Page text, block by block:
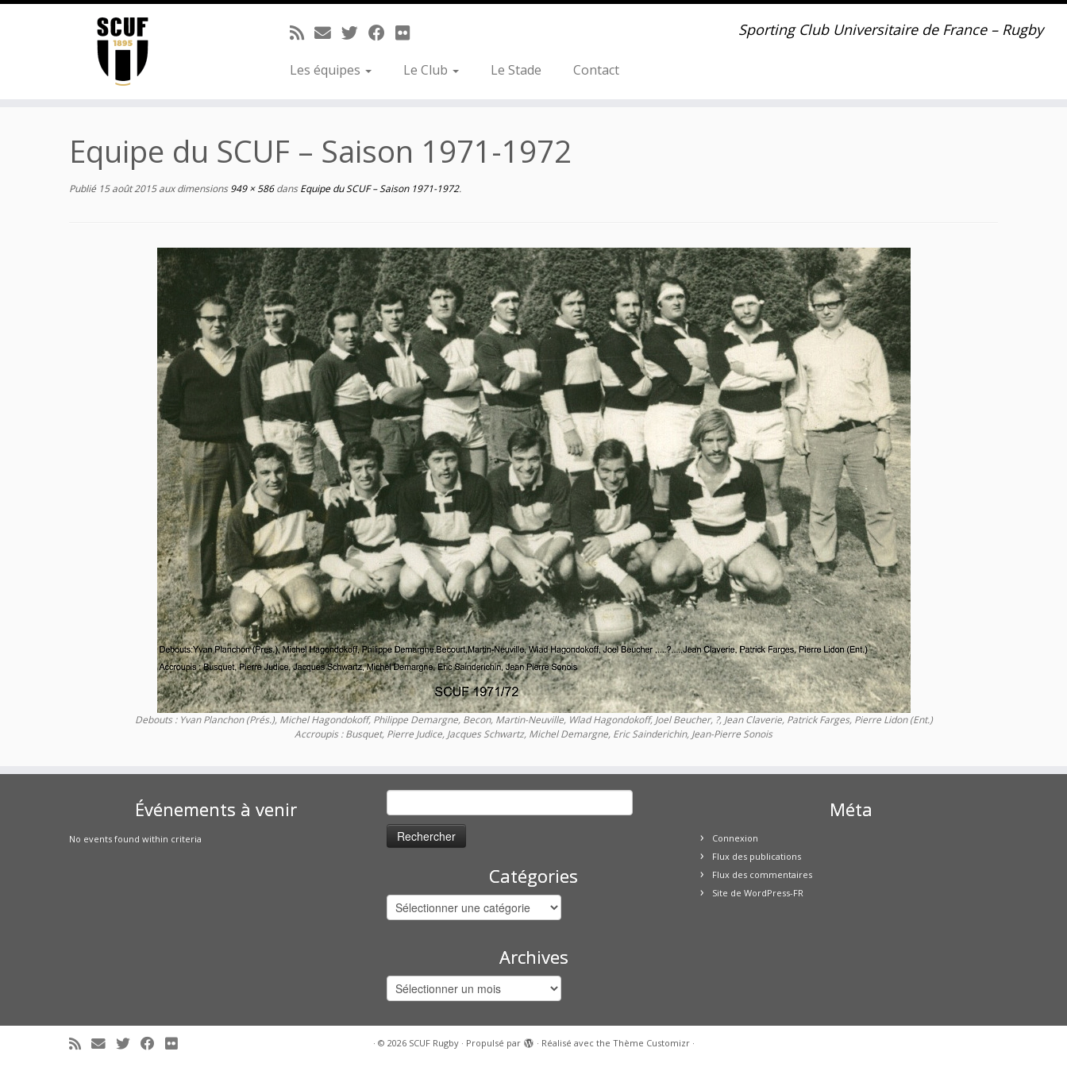
Passer
Sporting Club Universitaire de France – Rugby
Les équipes Le Club Le Stade Contact
Equipe du SCUF – Saison 1971-1972
Publié 15 août 2015aux dimensions949 × 586dansEquipe du SCUF – Saison 1971-1972.
Debouts : Yvan Planchon (Prés.), Michel Hagondokoff, Philippe Demargne, Becon, Martin-Neuville, Wlad Hagondokoff, Joel Beucher, ?, Jean Claverie, Patrick Farges, Pierre Lidon (Ent.)
Accroupis : Busquet, Pierre Judice, Jacques Schwartz, Michel Demargne, Eric Sainderichin, Jean-Pierre Sonois
Événements à venir
No events found within criteria
Rechercher :
Catégories
Catégories
Archives
Archives
Méta
Connexion
Flux des publications
Flux des commentaires
Site de WordPress-FR
· © 2026 SCUF Rugby· Propulsé par · Réalisé avec the Thème Customizr·